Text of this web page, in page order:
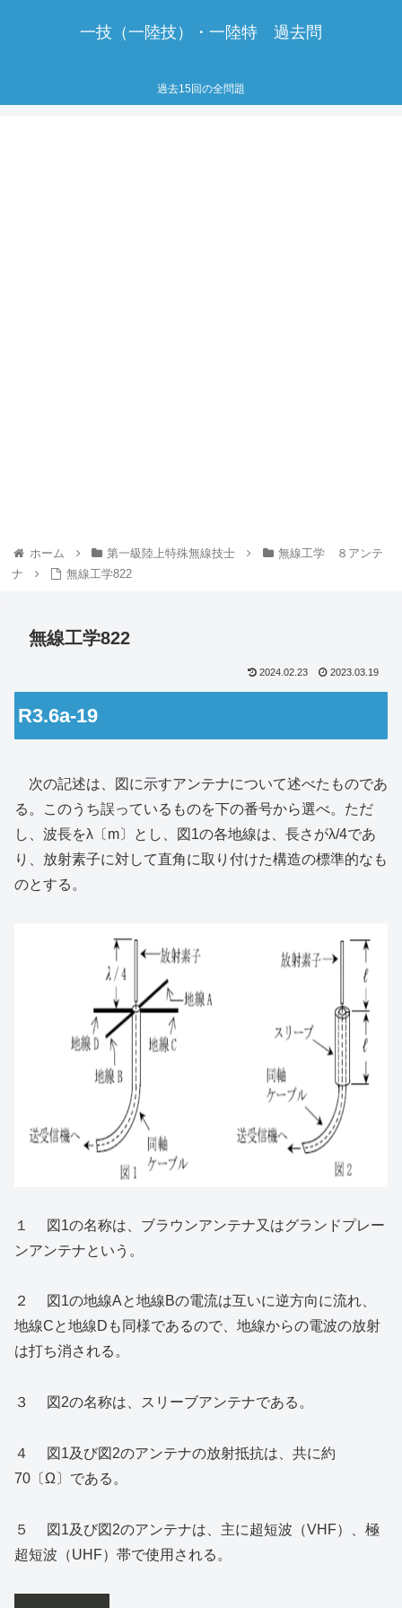
一技（一陸技）・一陸特 過去問
過去15回の全問題
ホーム 第一級陸上特殊無線技士
無線工学 ８アンテ
ナ
無線工学822
無線工学822
2024.02.23 2023.03.19
R3.6a-19
次の記述は、図に示すアンテナについて述べたものであ
る。このうち誤っているものを下の番号から選べ。ただ
し、波長をλ〔m〕とし、図1の各地線は、長さがλ/4であ
り、放射素子に対して直角に取り付けた構造の標準的なも
のとする。
１ 図1の名称は、ブラウンアンテナ又はグランドプレー
ンアンテナという。
２ 図1の地線Aと地線Bの電流は互いに逆方向に流れ、
地線Cと地線Dも同様であるので、地線からの電波の放射
は打ち消される。
３ 図2の名称は、スリーブアンテナである。
４ 図1及び図2のアンテナの放射抵抗は、共に約
70〔Ω〕である。
５ 図1及び図2のアンテナは、主に超短波（VHF）、極
超短波（UHF）帯で使用される。